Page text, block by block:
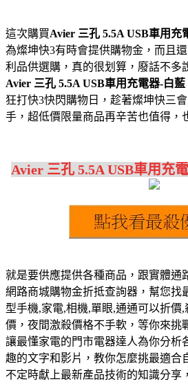
這次購買Avier 三孔 5.5A USB車用充
為燦坤快3有時會提供購物金，而且
利品供選購，真的很划算，廢話不多
Avier 三孔 5.5A USB車用充電器-白
狂打快3快閃購物日，趁著燦坤快三
手，超低價限量商品再辛苦也值得，
Avier 三孔 5.5A USB車用充
就是要供應提供各種商品，跟實體通
網路商城購物金折抵查詢器，幫您找
型手機,家電,相機,單眼,通通可以折價
價，夜間激殺價格不手軟，等你來挑
讓最懂家電的門市電器達人為你分析
趣的文字和影片，教你怎麼挑最適合
不定時獻上最新產品技術的知識分享